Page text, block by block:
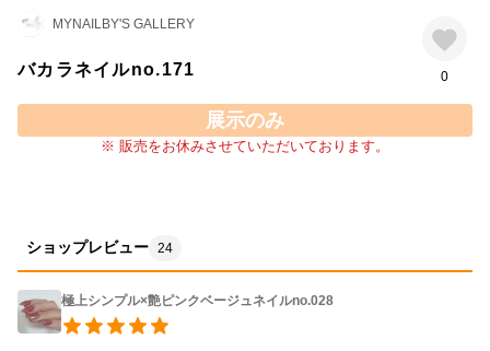
MYNAILBY'S GALLERY
バカラネイルno.171 0
展示のみ
※ 販売をお休みさせていただいております。
ショップレビュー 24
極上シンプル×艶ピンクベージュネイルno.028